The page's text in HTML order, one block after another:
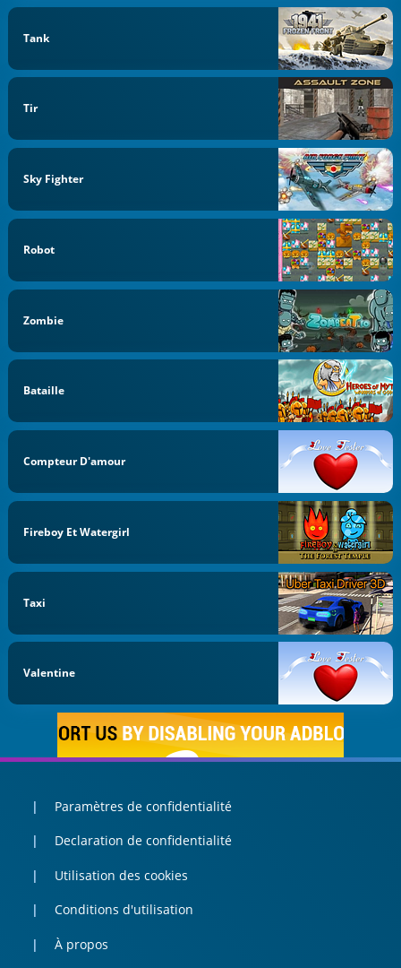
Tank
Tir
Sky Fighter
Robot
Zombie
Bataille
Compteur D'amour
Fireboy Et Watergirl
Taxi
Valentine
Paramètres de confidentialité
Declaration de confidentialité
Utilisation des cookies
Conditions d'utilisation
À propos